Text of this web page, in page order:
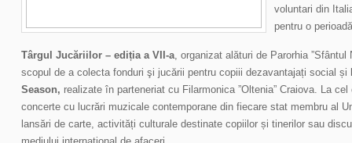
voluntari din
pentru o
Târgul Jucăriilor – ediția a VII-a, organizat alături de Parorhia
scopul de a colecta fonduri şi jucării pentru copiii dezavantajați social și
Season, realizate în parteneriat cu Filarmonica ”Oltenia” Craiova. La
concerte cu lucrări muzicale contemporane din fiecare stat membru al
lansări de carte, activități culturale destinate copiilor și tinerilor sau